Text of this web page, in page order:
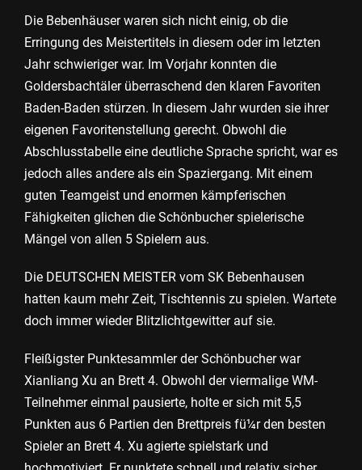
Die Bebenhäuser waren sich nicht einig, ob die
Erringung des Meistertitels in diesem oder im letzten
Jahr schwieriger war. Im Vorjahr konnten die
Goldersbachtäler überraschend den klaren Favoriten
Baden-Baden stürzen. In diesem Jahr wurden sie ihrer
eigenen Favoritenstellung gerecht. Obwohl die
Abschlusstabelle eine deutliche Sprache spricht, war es
jedoch alles andere als ein Spaziergang. Mit einem
guten Teamgeist und enormen kämpferischen
Fähigkeiten glichen die Schönbucher spielerische
Mängel von allen 5 Spielern aus.
Die DEUTSCHEN MEISTER vom SK Bebenhausen
hatten kaum mehr Zeit, Tischtennis zu spielen. Wartete
doch immer wieder Blitzlichtgewitter auf sie.
Fleißigster Punktesammler der Schönbucher war
Xianliang Xu an Brett 4. Obwohl der viermalige WM-
Teilnehmer einmal pausierte, holte er sich mit 5,5
Punkten aus 6 Partien den Brettpreis fü¼r den besten
Spieler an Brett 4. Xu agierte spielstark und